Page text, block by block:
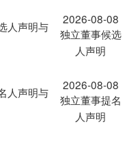
人声明与
2026-08-08
独立董事候选
人声明
人声明与
2026-08-08
独立董事提名
人声明